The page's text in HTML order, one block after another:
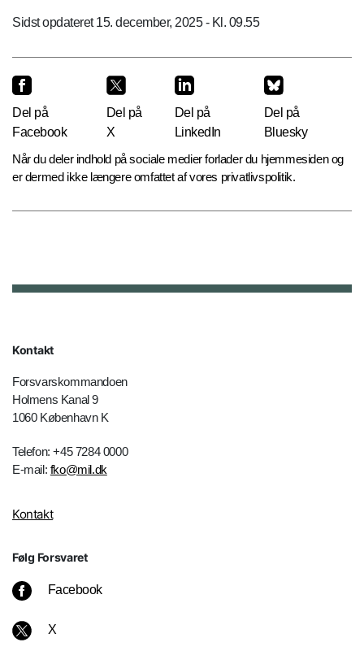
Sidst opdateret 15. december, 2025 - Kl. 09.55
Del på
Facebook
Del på
X
Del på
LinkedIn
Del på
Bluesky
Når du deler indhold på sociale medier forlader du hjemmesiden og
er dermed ikke længere omfattet af vores privatlivspolitik.
Kontakt
Forsvarskommandoen
Holmens Kanal 9
1060 København K
Telefon: +45 7284 0000
E-mail: fko@mil.dk
Kontakt
Følg Forsvaret
Facebook
X